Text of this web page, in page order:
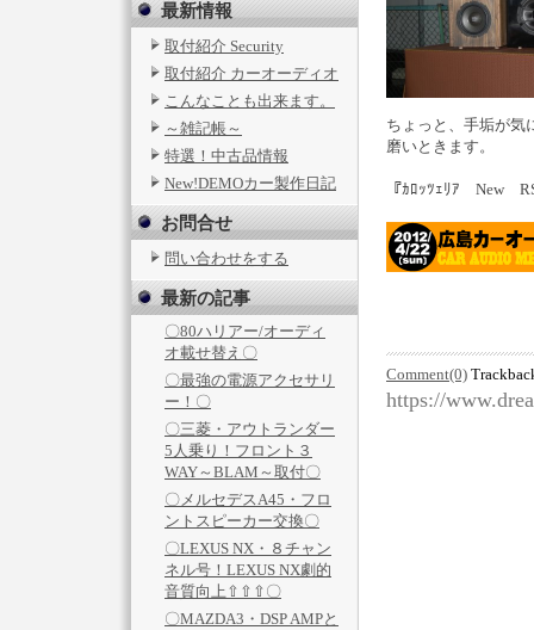
最新情報
取付紹介 Security
取付紹介 カーオーディオ
こんなことも出来ます。
～雑記帳～
特選！中古品情報
New!DEMOカー製作日記
お問合せ
問い合わせをする
最新の記事
〇80ハリアー/オーディ
オ載せ替え〇
〇最強の電源アクセサリ
ー！〇
〇三菱・アウトランダー
5人乗り！フロント３
WAY～BLAM～取付〇
〇メルセデスA45・フロ
ントスピーカー交換〇
〇LEXUS NX・８チャン
ネル号！LEXUS NX劇的
音質向上⇧⇧⇧〇
〇MAZDA3・DSP AMPと
ちょっと、手垢が気
磨いときます。
『ｶﾛｯﾂｪﾘｱ New
Comment(0)
https://